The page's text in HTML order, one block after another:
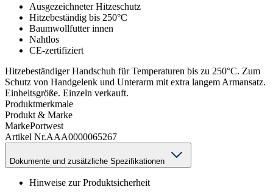
Ausgezeichneter Hitzeschutz
Hitzebeständig bis 250°C
Baumwollfutter innen
Nahtlos
CE-zertifiziert
Hitzebeständiger Handschuh für Temperaturen bis zu 250°C. Zum
Schutz von Handgelenk und Unterarm mit extra langem Armansatz.
Einheitsgröße. Einzeln verkauft.
Produktmerkmale
Produkt & Marke
MarkePortwest
Artikel Nr.AAA0000065267
Dokumente und zusätzliche Spezifikationen
Hinweise zur Produktsicherheit